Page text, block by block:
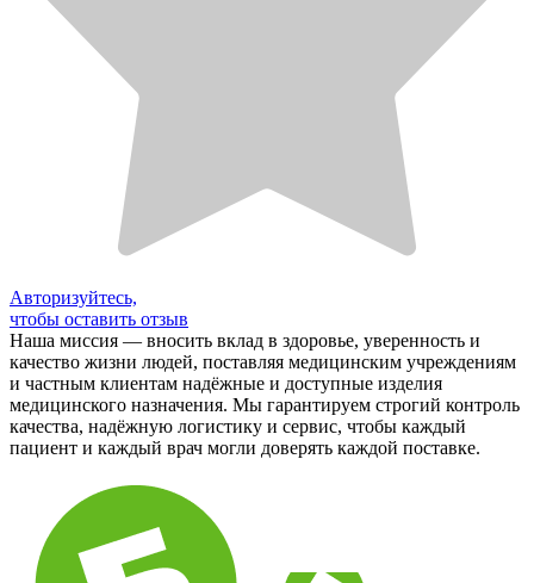
Авторизуйтесь,
чтобы оставить отзыв
Наша миссия — вносить вклад в здоровье, уверенность и
качество жизни людей, поставляя медицинским учреждениям
и частным клиентам надёжные и доступные изделия
медицинского назначения. Мы гарантируем строгий контроль
качества, надёжную логистику и сервис, чтобы каждый
пациент и каждый врач могли доверять каждой поставке.